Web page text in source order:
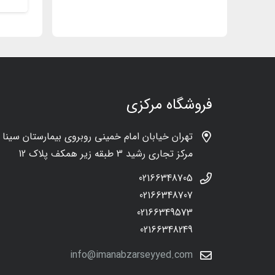
فروشگاه مرکزی
تهران خیابان امام خمینی روبروی بیمارستان سینا
مرکز تجاری رشید 3 طبقه زیر همکف پلاک 12
02166348705
02166348707
02166349573
02166348249
info@imanabzarseyyed.com